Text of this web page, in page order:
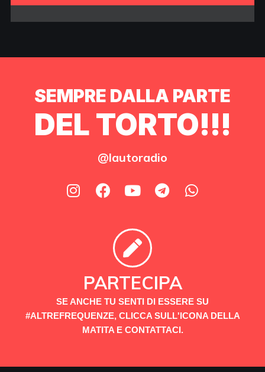
SEMPRE DALLA PARTE
DEL TORTO!!!
@lautoradio
PARTECIPA
SE ANCHE TU SENTI DI ESSERE SU
#ALTREFREQUENZE, CLICCA SULL'ICONA DELLA
MATITA E CONTATTACI.